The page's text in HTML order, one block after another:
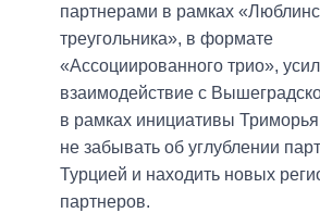
партнерами в рамках
треугольника», в формате
«Ассоциированного трио»,
взаимодействие с
в рамках инициативы
не забывать об углублении
Турцией и находить новых
партнеров.